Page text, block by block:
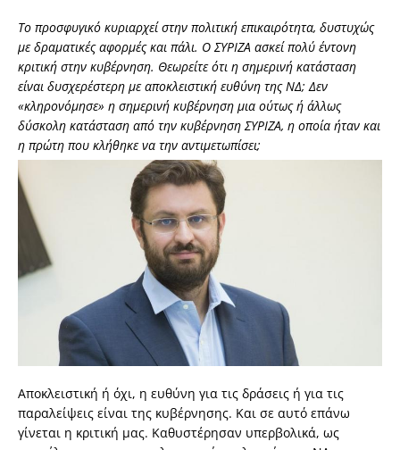
Το προσφυγικό κυριαρχεί στην πολιτική επικαιρότητα, δυστυχώς
με δραματικές αφορμές και πάλι. Ο ΣΥΡΙΖΑ ασκεί πολύ έντονη
κριτική στην κυβέρνηση. Θεωρείτε ότι η σημερινή κατάσταση
είναι δυσχερέστερη με αποκλειστική ευθύνη της ΝΔ; Δεν
«κληρονόμησε» η σημερινή κυβέρνηση μια ούτως ή άλλως
δύσκολη κατάσταση από την κυβέρνηση ΣΥΡΙΖΑ, η οποία ήταν και
η πρώτη που κλήθηκε να την αντιμετωπίσει;
Αποκλειστική ή όχι, η ευθύνη για τις δράσεις ή για τις
παραλείψεις είναι της κυβέρνησης. Και σε αυτό επάνω
γίνεται η κριτική μας. Καθυστέρησαν υπερβολικά, ως